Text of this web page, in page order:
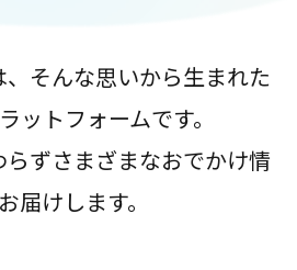
、そんな思いから生まれた
ットフォームです。
らずさまざまなおでかけ情
届けします。